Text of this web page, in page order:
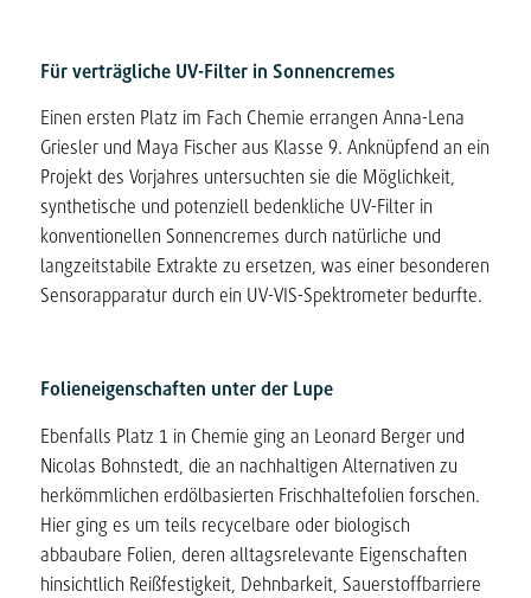
Für verträgliche UV-Filter in Sonnencremes
Einen ersten Platz im Fach Chemie errangen Anna-Lena
Griesler und Maya Fischer aus Klasse 9. Anknüpfend an ein
Projekt des Vorjahres untersuchten sie die Möglichkeit,
synthetische und potenziell bedenkliche UV-Filter in
konventionellen Sonnencremes durch natürliche und
langzeitstabile Extrakte zu ersetzen, was einer besonderen
Sensorapparatur durch ein UV-VIS-Spektrometer bedurfte.
Folieneigenschaften unter der Lupe
Ebenfalls Platz 1 in Chemie ging an Leonard Berger und
Nicolas Bohnstedt, die an nachhaltigen Alternativen zu
herkömmlichen erdölbasierten Frischhaltefolien forschen.
Hier ging es um teils recycelbare oder biologisch
abbaubare Folien, deren alltagsrelevante Eigenschaften
hinsichtlich Reißfestigkeit, Dehnbarkeit, Sauerstoffbarriere